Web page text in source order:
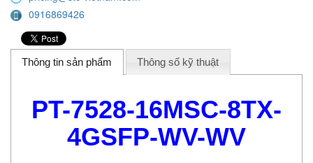
0916869426
Thông tin sản phẩm Thông số kỹ thuật
PT-7528-16MSC-8TX-
4GSFP-WV-WV